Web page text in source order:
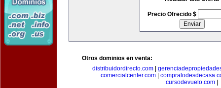
Precio Ofrecido $
Otros dominios en venta:
distribuidordirecto.com|
comercialcenter.com
cursodevuelo.com